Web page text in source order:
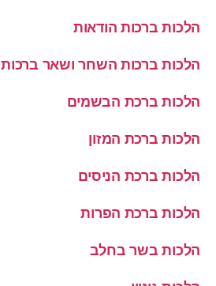
הלכות ברכות הודאות
הלכות ברכות השחר ושאר ברכות
הלכות ברכת הבשמים
הלכות ברכת המזון
הלכות ברכת הניסים
הלכות ברכת הפרות
הלכות בשר בחלב